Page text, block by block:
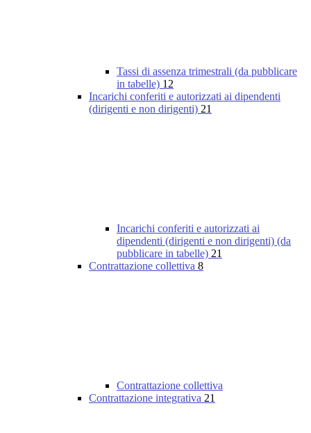
Tassi di assenza trimestrali (da pubblicare
in tabelle) 12
Incarichi conferiti e autorizzati ai dipendenti
(dirigenti e non dirigenti) 21
Incarichi conferiti e autorizzati ai
dipendenti (dirigenti e non dirigenti) (da
pubblicare in tabelle) 21
Contrattazione collettiva 8
Contrattazione collettiva
Contrattazione integrativa 21